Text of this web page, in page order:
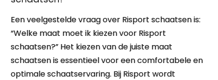
Een veelgestelde vraag over Risport schaatsen is:
“Welke maat moet ik kiezen voor Risport
schaatsen?” Het kiezen van de juiste maat
schaatsen is essentieel voor een comfortabele en
optimale schaatservaring. Bij Risport wordt